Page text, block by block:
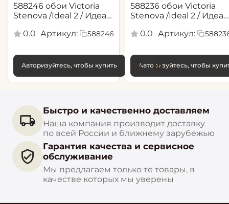
588246 обои Victoria
Stenova /Ideal 2 / Идеал
0.0 Артикул: 588246
Авторизуйтесь, чтобы купить
588236 обои Victoria
Stenova /Ideal 2 / Идеал
0.0
Артикул:
Авторизуйтесь, чтобы
Быстро и качественно доставляем
Наша компания производит доставку
по всей России и ближнему зарубежью
Гарантия качества и сервисное
обслуживание
Мы предлагаем только те товары, в
качестве которых мы уверены